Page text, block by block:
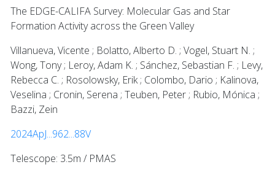
The EDGE-CALIFA Survey: Molecular Gas and Star
Formation Activity across the Green Valley
Villanueva, Vicente ; Bolatto, Alberto D. ; Vogel, Stuart N. ;
Wong, Tony ; Leroy, Adam K. ; Sánchez, Sebastian F. ; Levy,
Rebecca C. ; Rosolowsky, Erik ; Colombo, Dario ; Kalinova,
Veselina ; Cronin, Serena ; Teuben, Peter ; Rubio, Mónica ;
Bazzi, Zein
2024ApJ...962...88V
Telescope: 3.5m / PMAS